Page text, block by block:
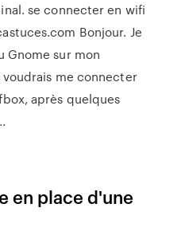
se connecter en wifi
Bonjour. Je
Gnome sur mon
me connecter
après quelques
en place d'une